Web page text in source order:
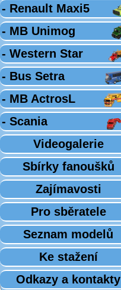
- Renault Maxi5
- MB Unimog
- Western Star
- Bus Setra
- MB ActrosL
- Scania
Videogalerie
Sbírky fanoušků
Zajímavosti
Pro sběratele
Seznam modelů
Ke stažení
Odkazy a kontakty